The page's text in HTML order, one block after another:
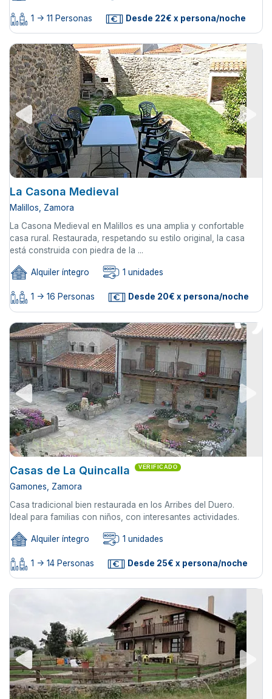
1 -> 11 Personas Desde 22€ x persona/noche
La Casona Medieval
Malillos, Zamora
La Casona Medieval en Malillos es una amplia y confortable
casa rural. Restaurada, respetando su estilo original, la casa
está construida con piedra de la ...
Alquiler íntegro 1 unidades
1 -> 16 Personas Desde 20€ x persona/noche
Casas de La Quincalla VERIFICADO
Gamones, Zamora
Casa tradicional bien restaurada en los Arribes del Duero.
Ideal para familias con niños, con interesantes actividades.
Alquiler íntegro 1 unidades
1 -> 14 Personas Desde 25€ x persona/noche